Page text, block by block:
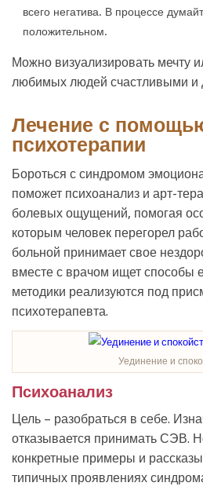
всего негатива. В процессе
положительном.
Можно визуализировать мечту
любимых людей счастливыми и
Лечение с
психотерапии
Бороться с синдромом
поможет психоанализ и арт-
болевых ощущений, помогая
которым человек перегорел
больной принимает свое
вместе с врачом ищет способы
методики реализуются под
психотерапевта.
Уединение и
Психоанализ
Цель – разобраться в себе.
отказывается принимать СЭВ.
конкретные примеры и
типичных проявлениях